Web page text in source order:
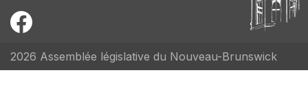
2026 Assemblée législative du Nouveau-Brunswick